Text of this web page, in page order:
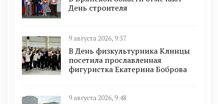
День строителя
9 августа 2026, 9:57
В День физкультурника Клинцы
посетила прославленная
фигуристка Екатерина Боброва
9 августа 2026, 9:48